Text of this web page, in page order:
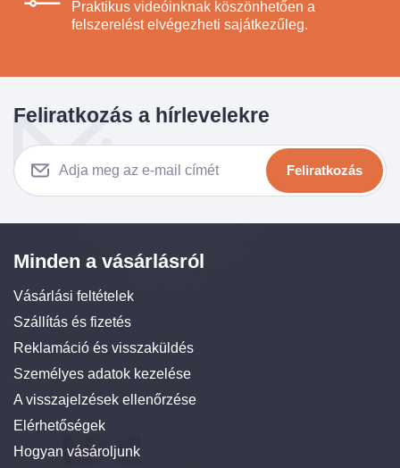
Praktikus videóinknak köszönhetően a
felszerelést elvégezheti sajátkezűleg.
Feliratkozás a hírlevelekre
Feliratkozás
Minden a vásárlásról
Vásárlási feltételek
Szállítás és fizetés
Reklamáció és visszaküldés
Személyes adatok kezelése
A visszajelzések ellenőrzése
Elérhetőségek
Hogyan vásároljunk